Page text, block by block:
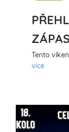
Tento
více